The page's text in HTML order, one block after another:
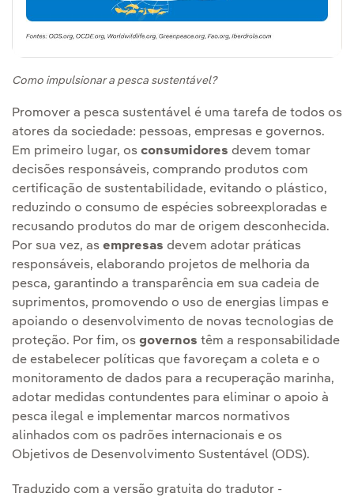
Como impulsionar a pesca sustentável?
Promover a pesca sustentável é uma tarefa de todos os
atores da sociedade: pessoas, empresas e governos.
Em primeiro lugar, os consumidores devem tomar
decisões responsáveis, comprando produtos com
certificação de sustentabilidade, evitando o plástico,
reduzindo o consumo de espécies sobreexploradas e
recusando produtos do mar de origem desconhecida.
Por sua vez, as empresas devem adotar práticas
responsáveis, elaborando projetos de melhoria da
pesca, garantindo a transparência em sua cadeia de
suprimentos, promovendo o uso de energias limpas e
apoiando o desenvolvimento de novas tecnologias de
proteção. Por fim, os governos têm a responsabilidade
de estabelecer políticas que favoreçam a coleta e o
monitoramento de dados para a recuperação marinha,
adotar medidas contundentes para eliminar o apoio à
pesca ilegal e implementar marcos normativos
alinhados com os padrões internacionais e os
Objetivos de Desenvolvimento Sustentável (ODS).
Traduzido com a versão gratuita do tradutor -